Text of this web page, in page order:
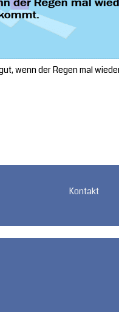
wenn der Regen mal
Kontakt